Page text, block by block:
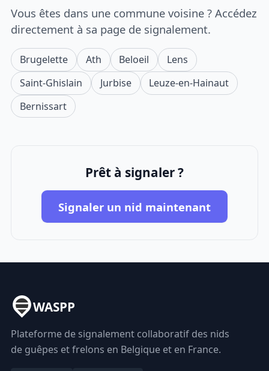
Vous êtes dans une commune voisine ? Accédez
directement à sa page de signalement.
Brugelette Ath Beloeil
Lens
Saint-Ghislain
Jurbise
Leuze-en-Hainaut
Bernissart
Prêt à signaler ?
Signaler un nid maintenant
WASPP
Plateforme de signalement collaboratif des nids
de guêpes et frelons en Belgique et en France.